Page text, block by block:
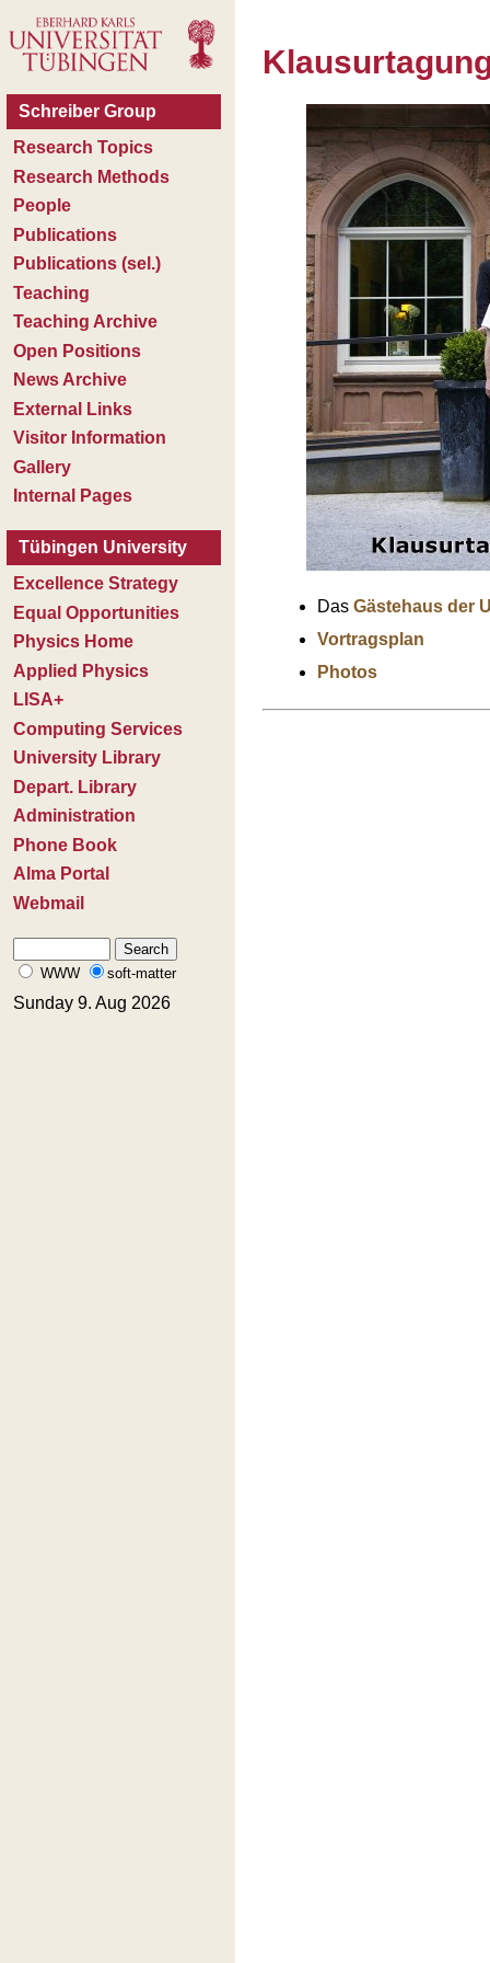
Das Gästehaus der
Vortragsplan
Photos